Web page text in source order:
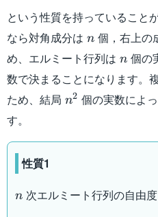
という性質を持っていること
なら対角成分は n
n個，右上の
め、エルミート行列は n
n個の
数で決まることになります。
ため、結局 n^2
n2 個の実数によ
す。
性質1
n
n 次エルミート行列の自由